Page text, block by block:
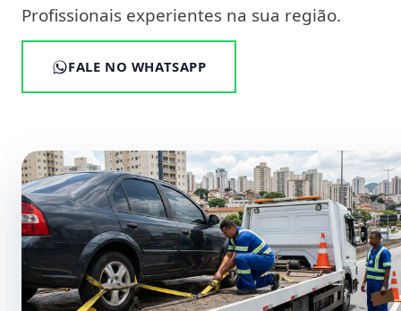
Profissionais experientes na sua região.
FALE NO WHATSAPP